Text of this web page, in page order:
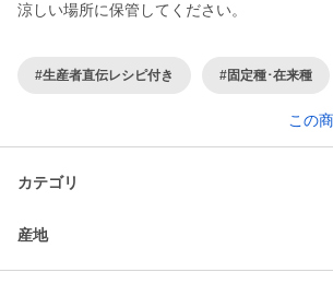
涼しい場所に保管してください。
#生産者直伝レシピ付き #固定種･在来種
この
カテゴリ
産地